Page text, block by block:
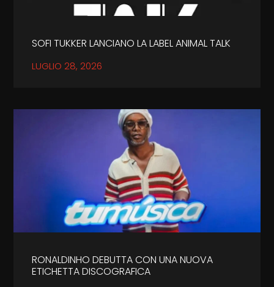
SOFI TUKKER LANCIANO LA LABEL ANIMAL TALK
LUGLIO 28, 2026
RONALDINHO DEBUTTA CON UNA NUOVA
ETICHETTA DISCOGRAFICA